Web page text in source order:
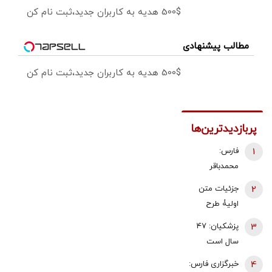
500$ هدیه به کاربران جدید،ثبت نام کن
مطالب پیشنهادی
500$ هدیه به کاربران جدید،ثبت نام کن
پربازدیدترین‌ها
فارس:
محمدباقر
داد/ محسن
رضایی دبیر
شورای عالی
امنیت ملی شد
1
جزئیات متن
اولیۀ طرح
مدیریت تنگه
هرمز منتشر
شد
2
پزشکیان: ۴۷
سال است
می‌خواهیم
3
خبرگزاری فارس:
4